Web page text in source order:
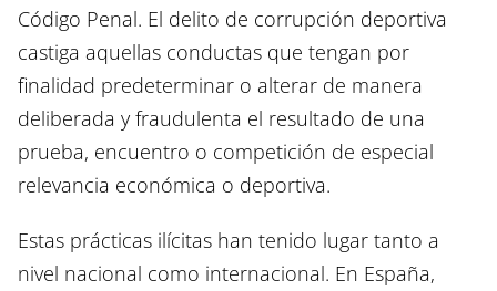
Código Penal. El delito de corrupción deportiva
castiga aquellas conductas que tengan por
finalidad predeterminar o alterar de manera
deliberada y fraudulenta el resultado de una
prueba, encuentro o competición de especial
relevancia económica o deportiva.
Estas prácticas ilícitas han tenido lugar tanto a
nivel nacional como internacional. En España,